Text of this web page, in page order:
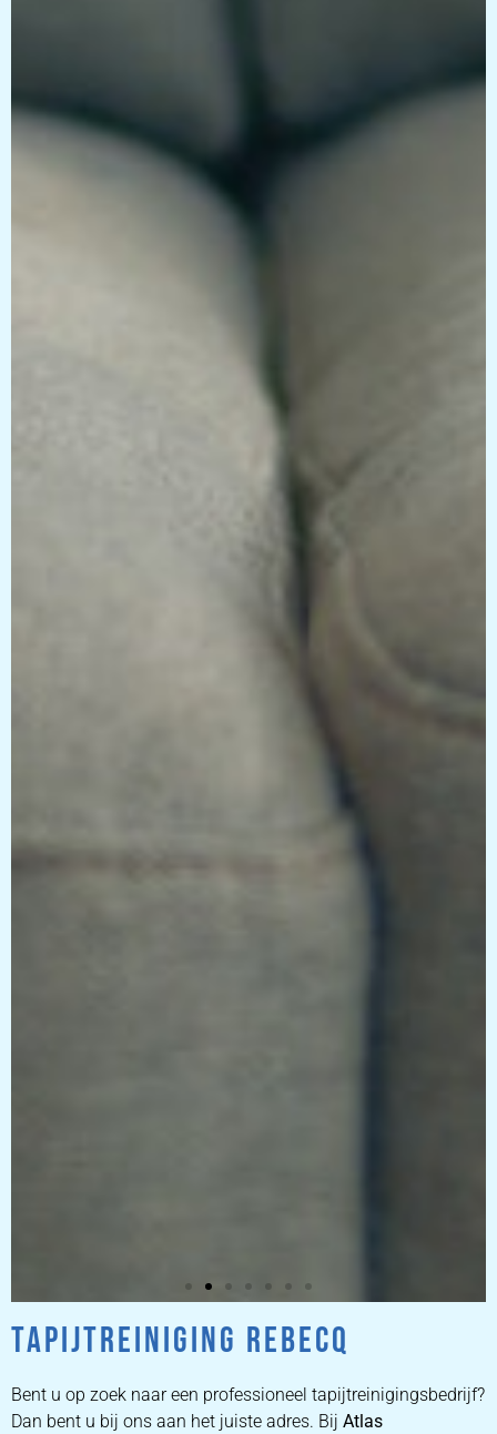
ZETEL
REINIGEN
TAPIJTREINIGING REBECQ
Bent u op zoek naar een professioneel tapijtreinigingsbedrijf?
Dan bent u bij ons aan het juiste adres. Bij Atlas